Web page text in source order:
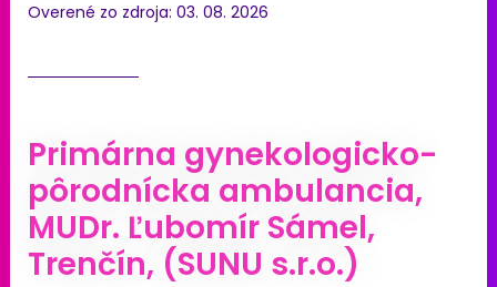
Overené zo zdroja: 03. 08. 2026
Primárna gynekologicko-
pôrodnícka ambulancia,
MUDr. Ľubomír Sámel,
Trenčín, (SUNU s.r.o.)